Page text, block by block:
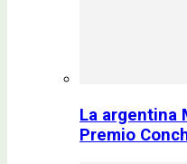
La argentina
Premio